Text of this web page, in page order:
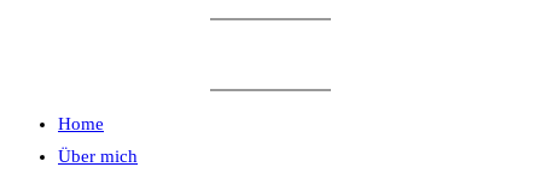
Home
Über mich